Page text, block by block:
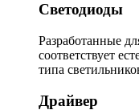
Светодиоды
Разработанные
соответствует
типа
Драйвер